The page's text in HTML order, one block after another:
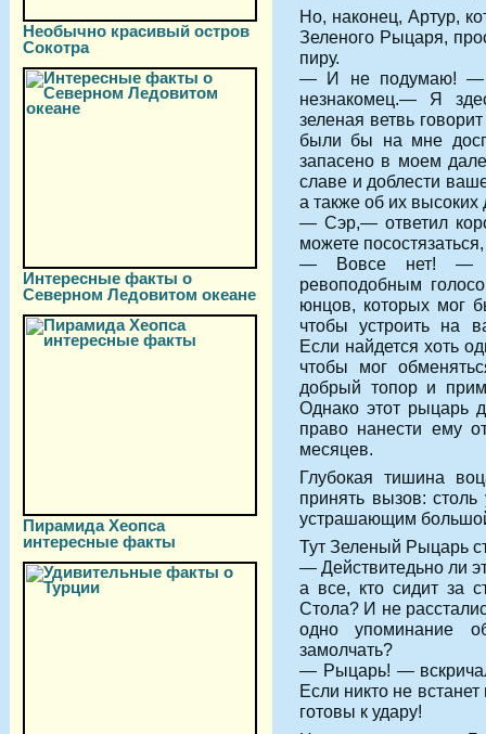
Необычно красивый остров
Сокотра
Интересные факты о
Северном Ледовитом океане
Пирамида Хеопса
интересные факты
Но, наконец, Артур,
Зеленого Рыцаря,
пиру.
— И не подумаю! —
незнакомец.— Я
зеленая ветвь
были бы на мне
запасено в моем
славе и доблести
а также об их высоких
— Сэр,— ответил
можете
— Вовсе нет! —
ревоподобным
юнцов, которых мог
чтобы устроить на
Если найдется хоть
чтобы мог
добрый топор и
Однако этот рыцарь
право нанести ему
месяцев.
Глубокая тишина
принять вызов:
устрашающим
Тут Зеленый Рыцарь
— Действитедьно ли
а все, кто сидит за
Стола? И не
одно упоминание
замолчать?
— Рыцарь! —
Если никто не
готовы к удару!